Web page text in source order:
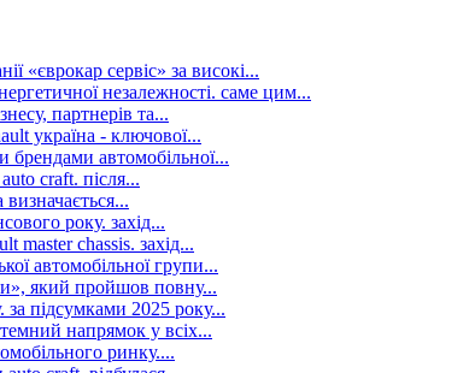
«єврокар сервіс» за високі...
незалежності. саме цим...
партнерів та...
україна - ключової...
автомобільної...
craft. після...
року. захід...
master chassis. захід...
автомобільної групи...
який пройшов повну...
підсумками 2025 року...
напрямок у всіх...
ринку....